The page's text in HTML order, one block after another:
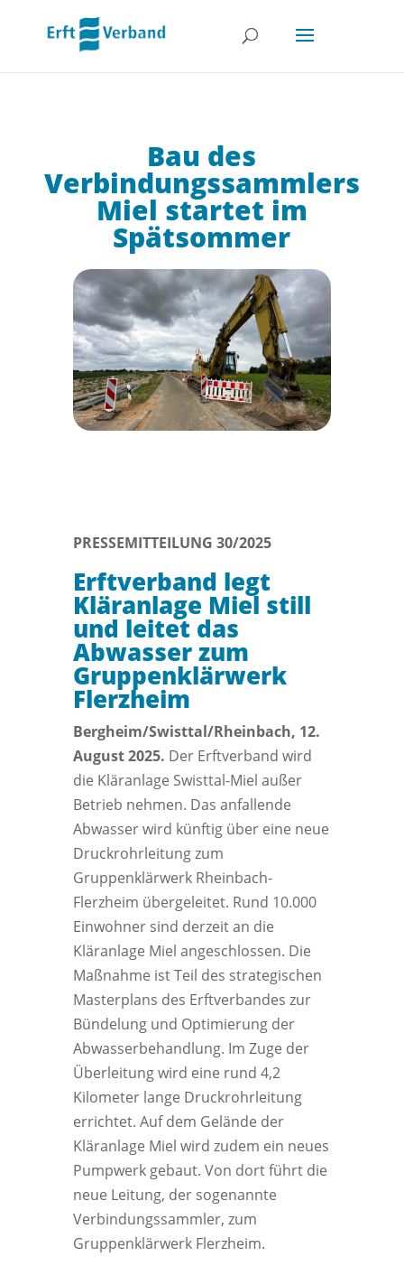
Bau des
Verbindungssammlers
Miel startet im
Spätsommer
PRESSEMITTEILUNG 30/2025
Erftverband legt
Kläranlage Miel still
und leitet das
Abwasser zum
Gruppenklärwerk
Flerzheim
Bergheim/Swisttal/Rheinbach, 12.
August 2025. Der Erftverband wird
die Kläranlage Swisttal-Miel außer
Betrieb nehmen. Das anfallende
Abwasser wird künftig über eine neue
Druckrohrleitung zum
Gruppenklärwerk Rheinbach-
Flerzheim übergeleitet. Rund 10.000
Einwohner sind derzeit an die
Kläranlage Miel angeschlossen. Die
Maßnahme ist Teil des strategischen
Masterplans des Erftverbandes zur
Bündelung und Optimierung der
Abwasserbehandlung. Im Zuge der
Überleitung wird eine rund 4,2
Kilometer lange Druckrohrleitung
errichtet. Auf dem Gelände der
Kläranlage Miel wird zudem ein neues
Pumpwerk gebaut. Von dort führt die
neue Leitung, der sogenannte
Verbindungssammler, zum
Gruppenklärwerk Flerzheim.